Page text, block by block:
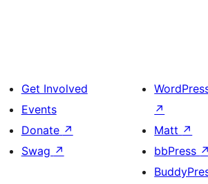
Get Involved
Events
Donate ↗
Swag ↗
↗
Matt ↗
bbPress ↗